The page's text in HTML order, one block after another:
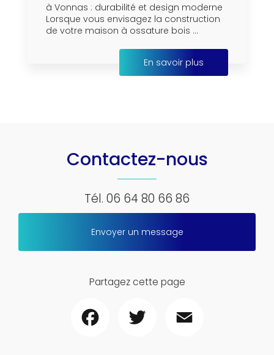
à Vonnas : durabilité et design moderne
Lorsque vous envisagez la construction
de votre maison à ossature bois ...
En savoir plus
Contactez-nous
Tél. 06 64 80 66 86
Envoyer un message
Partagez cette page